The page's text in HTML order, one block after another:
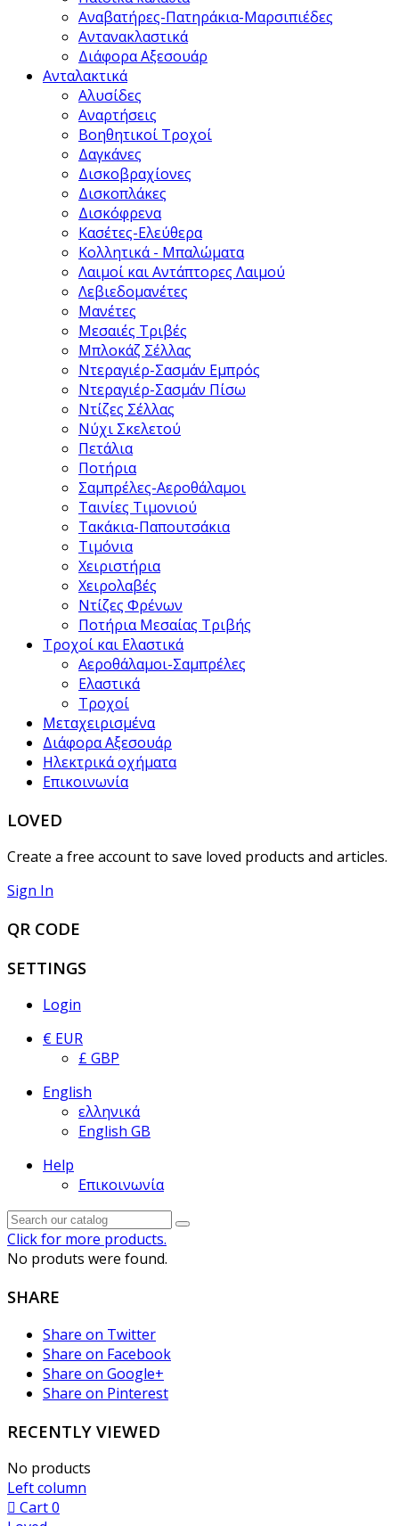
Αναβατήρες-Πατηράκια-Μαρσιπιέδες
Αντανακλαστικά
Διάφορα Αξεσουάρ
Ανταλακτικά
Αλυσίδες
Αναρτήσεις
Βοηθητικοί Τροχοί
Δαγκάνες
Δισκοβραχίονες
Δισκοπλάκες
Δισκόφρενα
Κασέτες-Ελεύθερα
Κολλητικά - Μπαλώματα
Λαιμοί και Αντάπτορες Λαιμού
Λεβιεδομανέτες
Μανέτες
Μεσαιές Τριβές
Μπλοκάζ Σέλλας
Ντεραγιέρ-Σασμάν Εμπρός
Ντεραγιέρ-Σασμάν Πίσω
Ντίζες Σέλλας
Νύχι Σκελετού
Πετάλια
Ποτήρια
Σαμπρέλες-Αεροθάλαμοι
Ταινίες Τιμονιού
Τακάκια-Παπουτσάκια
Τιμόνια
Χειριστήρια
Χειρολαβές
Ντίζες Φρένων
Ποτήρια Μεσαίας Τριβής
Τροχοί και Ελαστικά
Αεροθάλαμοι-Σαμπρέλες
Ελαστικά
Τροχοί
Μεταχειρισμένα
Διάφορα Αξεσουάρ
Ηλεκτρικά οχήματα
Επικοινωνία
LOVED
Create a free account to save loved products and articles.
Sign In
QR CODE
SETTINGS
Login
€ EUR
£ GBP
English
ελληνικά
English GB
Help
Επικοινωνία
Click for more products.
No produts were found.
SHARE
Share on Twitter
Share on Facebook
Share on Google+
Share on Pinterest
RECENTLY VIEWED
No products
Left column
Cart0